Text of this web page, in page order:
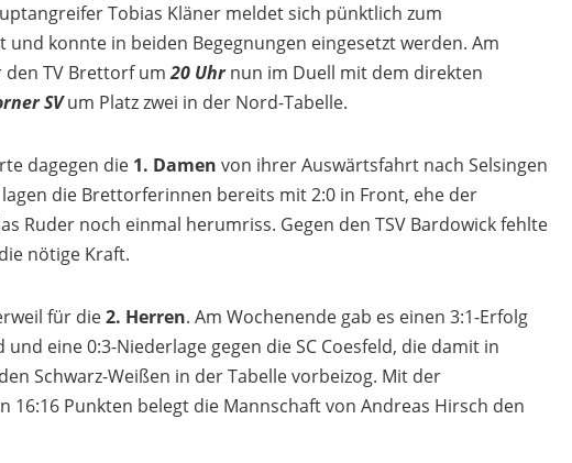
Tobias Kläner meldet sich pünktlich zum
konnte in beiden Begegnungen eingesetzt werden. Am
den TV Brettorf um20 Uhrnun im Duell mit dem direkten
SVum Platz zwei in der Nord-Tabelle.
dagegen die 1. Damen von ihrer Auswärtsfahrt nach Selsingen
lagen die Brettorferinnen bereits mit 2:0 in Front, ehe der
Ruder noch einmal herumriss. Gegen den TSV Bardowick fehlte
nötige Kraft.
für die2. Herren. Am Wochenende gab es einen 3:1-Erfolg
und eine 0:3-Niederlage gegen die SC Coesfeld, die damit in
Schwarz-Weißen in der Tabelle vorbeizog. Mit der
16:16 Punkten belegt die Mannschaft von Andreas Hirsch den